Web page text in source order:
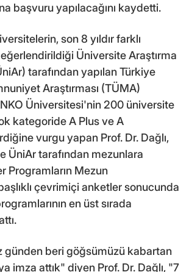
başvuru yapılacağını kaydetti.
son 8 yıldır farklı
Üniversite Araştırma
tarafından yapılan Türkiye
Araştırması (TÜMA)
Üniversitesi'nin 200 üniversite
kategoride A Plus ve A
vurgu yapan Prof. Dr. Dağlı,
ÜniAr tarafından mezunlara
Programların Mezun
çevrimiçi anketler sonucunda
en üst sırada
günden beri göğsümüzü kabartan
imza attık" diyen Prof. Dr. Dağlı, "7